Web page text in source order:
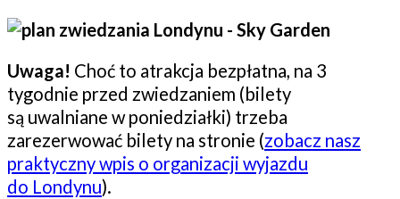
Uwaga! Choć to atrakcja bezpłatna, na 3
tygodnie przed zwiedzaniem (bilety
są uwalniane w poniedziałki) trzeba
zarezerwować bilety na stronie (zobacz nasz
praktyczny wpis o organizacji wyjazdu
do Londynu).